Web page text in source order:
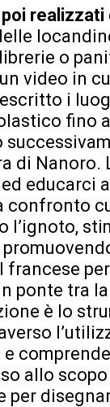
realizzati
o
video in
i
fino
di
educarci
confronto
l’ignoto,
francese
ponte tra
è lo
allo
per